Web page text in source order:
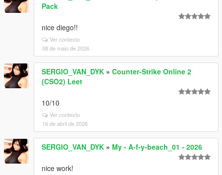
Pack
nice diego!!
Ver contexto
08 de maio de 2026
SERGIO_VAN_DYK » Counter-Strike Online 2
(CSO2) Leet
10/10
Ver contexto
16 de abril de 2026
SERGIO_VAN_DYK » My - A-f-y-beach_01 - 2026
nice work!